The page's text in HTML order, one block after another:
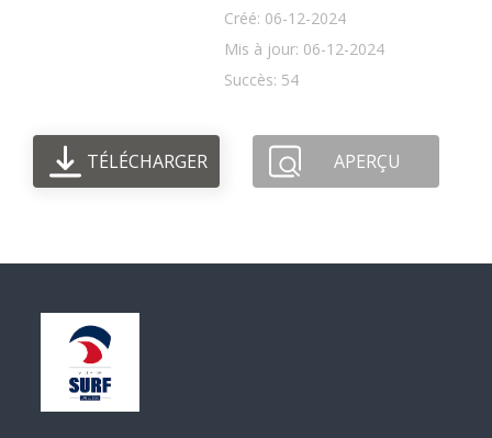
Créé: 06-12-2024
Mis à jour: 06-12-2024
Succès: 54
TÉLÉCHARGER APERÇU